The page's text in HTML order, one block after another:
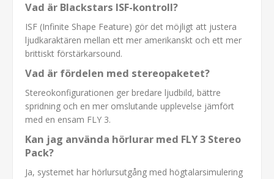
Vad är Blackstars ISF-kontroll?
ISF (Infinite Shape Feature) gör det möjligt att justera
ljudkaraktären mellan ett mer amerikanskt och ett mer
brittiskt förstärkarsound.
Vad är fördelen med stereopaketet?
Stereokonfigurationen ger bredare ljudbild, bättre
spridning och en mer omslutande upplevelse jämfört
med en ensam FLY 3.
Kan jag använda hörlurar med FLY 3 Stereo
Pack?
Ja, systemet har hörlursutgång med högtalarsimulering